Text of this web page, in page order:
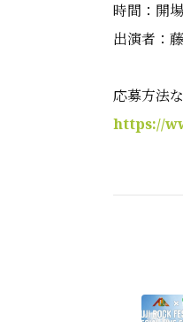
時間：開
出演者：
応募方法
https://